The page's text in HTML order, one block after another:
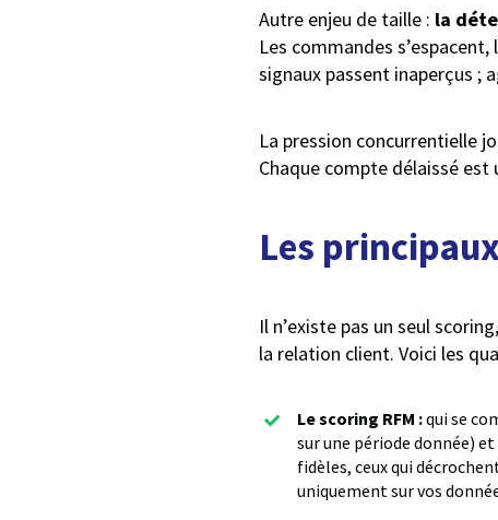
Autre enjeu de taille : la
Les commandes
signaux passent inaperçus ;
La pression concurrentielle
Chaque compte délaissé
Les
Il n’existe pas un seul
la relation client. Voici les
Le scoring RFM :qui se
sur une période donnée)
fidèles, ceux qui
uniquement sur vos